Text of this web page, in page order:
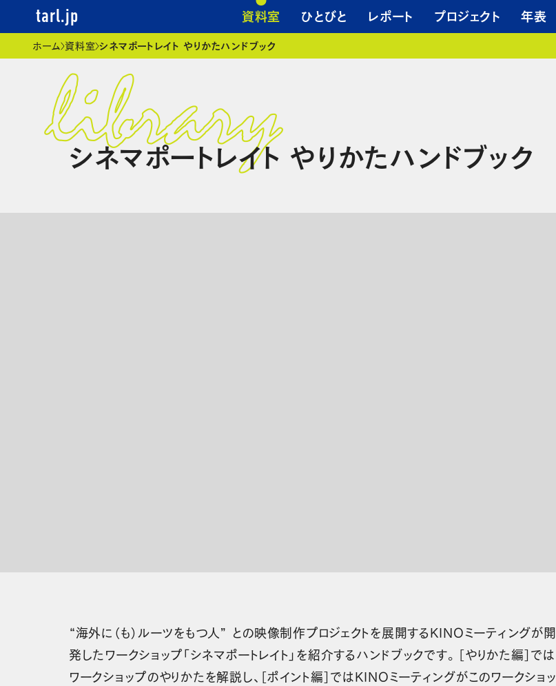
tarl.jp 資料室 ひとびと レポート プロジェクト 年表
現在位置ホーム 資料室 シネマポートレイト やりかたハンドブック
シネマポートレイト やりかたハンドブック
“海外に（も）ルーツをもつ人” との映像制作プロジェクトを展開するKINOミーティングが開
発したワークショップ「シネマポートレイト」を紹介するハンドブックです。［やりかた編］では
ワークショップのやりかたを解説し、［ポイント編］ではKINOミーティングがこのワークショッ